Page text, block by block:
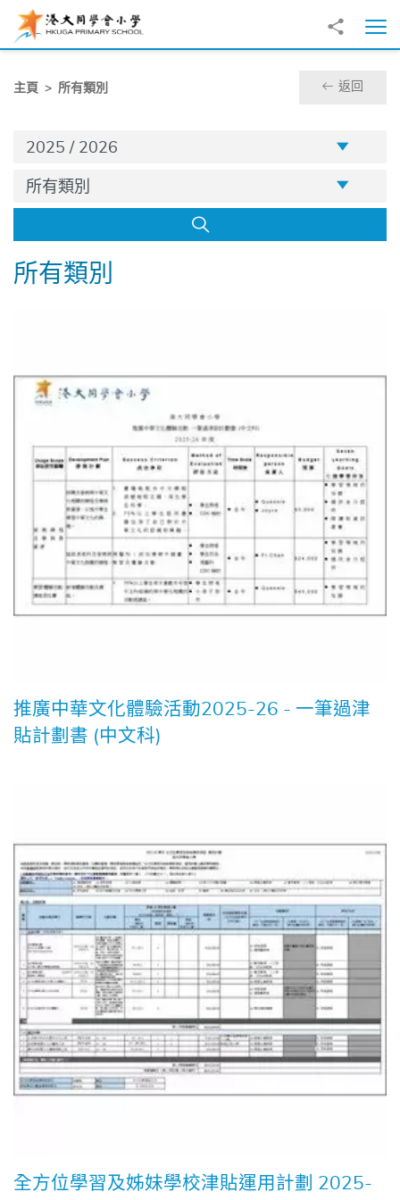
跳至主內容
分享到
打
主頁 所有類別 返回
所有類別
2025 / 2026
类别
所有類別
搜尋
推廣中華文化體驗活動2025-26 - 一筆過津
貼計劃書 (中文科)
全方位學習及姊妹學校津貼運用計劃 2025-